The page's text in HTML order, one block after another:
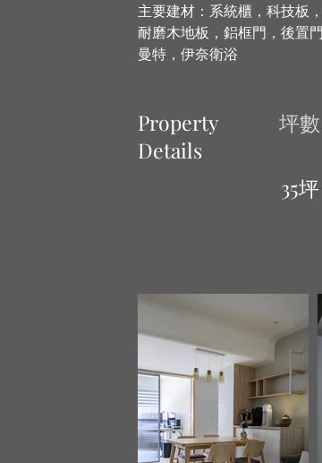
主要建材：系統櫃，科技板
耐磨木地板，鋁框門，後置
曼特，伊奈衛浴
Property
Details
坪數
35坪